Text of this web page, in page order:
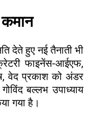
कमान
देते हुए नई तैनाती भी
फाइनेंस-आईएफ,
वेद प्रकाश को अंडर
बल्लभ उपाध्याय
गया है।